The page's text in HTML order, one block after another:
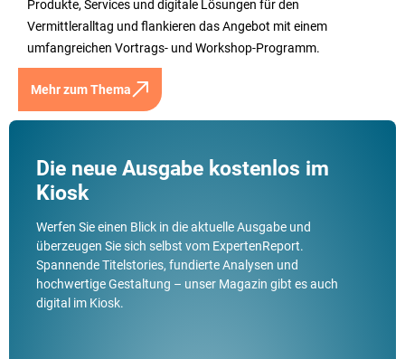
Produkte, Services und digitale Lösungen für den
Vermittleralltag und flankieren das Angebot mit einem
umfangreichen Vortrags- und Workshop-Programm.
Mehr zum Thema
Die neue Ausgabe kostenlos im
Kiosk
Werfen Sie einen Blick in die aktuelle Ausgabe und
überzeugen Sie sich selbst vom ExpertenReport.
Spannende Titelstories, fundierte Analysen und
hochwertige Gestaltung – unser Magazin gibt es auch
digital im Kiosk.